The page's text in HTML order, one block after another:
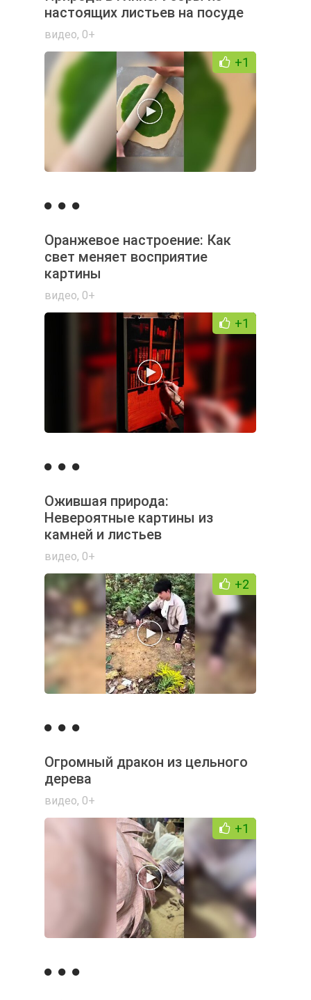
настоящих листьев на посуде
видео, 0+
+1
Оранжевое настроение: Как
свет меняет восприятие
картины
видео, 0+
+1
Ожившая природа:
Невероятные картины из
камней и листьев
видео, 0+
+2
Огромный дракон из цельного
дерева
видео, 0+
+1